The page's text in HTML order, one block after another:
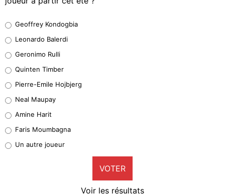
38%
32%
5%
1%
9%
Geoffrey Kondogbia
Leonardo Balerdi
Geronimo Rulli
Quinten Timber
Pierre-Emile Hojbjerg
Neal Maupay
Amine Harit
Faris Moumbagna
Un autre joueur
VOTER
Voir les résultats